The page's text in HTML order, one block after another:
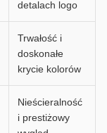
detalach logo
Trwałość i
doskonałe
krycie kolorów
Nieścieralność
i prestiżowy